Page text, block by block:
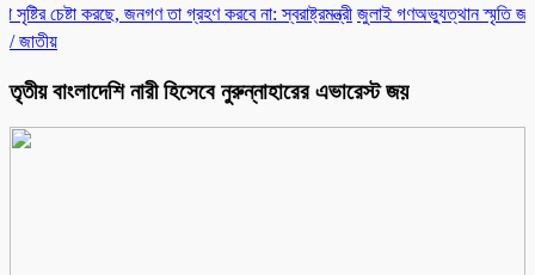
করছে, জনগণ তা গ্রহণ করবে না: স্বরাষ্ট্রমন্ত্রী জুলাই গণঅভ্যুত্থান স্মৃতি জাদুঘর
/জাতীয়
তৃতীয় বাংলাদেশি নারী হিসেবে নুরুন্নাহারের এভারেস্ট জয়